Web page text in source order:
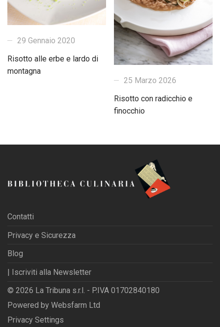
29 Gennaio 2020
Risotto alle erbe e lardo di
montagna
25 Marzo 2026
Risotto con radicchio e
finocchio
Contatti
Privacy e Sicurezza
Blog
| Iscriviti alla Newsletter
© 2026 La Tribuna s.r.l. - P.IVA 01702840180
Powered by Websfarm Ltd
Privacy Settings